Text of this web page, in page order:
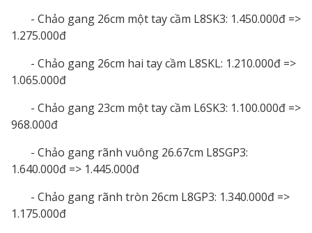
- Chảo gang 26cm một tay cầm L8SK3: 1.450.000đ =>
1.275.000đ
- Chảo gang 26cm hai tay cầm L8SKL: 1.210.000đ =>
1.065.000đ
- Chảo gang 23cm một tay cầm L6SK3: 1.100.000đ =>
968.000đ
- Chảo gang rãnh vuông 26.67cm L8SGP3:
1.640.000đ => 1.445.000đ
- Chảo gang rãnh tròn 26cm L8GP3: 1.340.000đ =>
1.175.000đ